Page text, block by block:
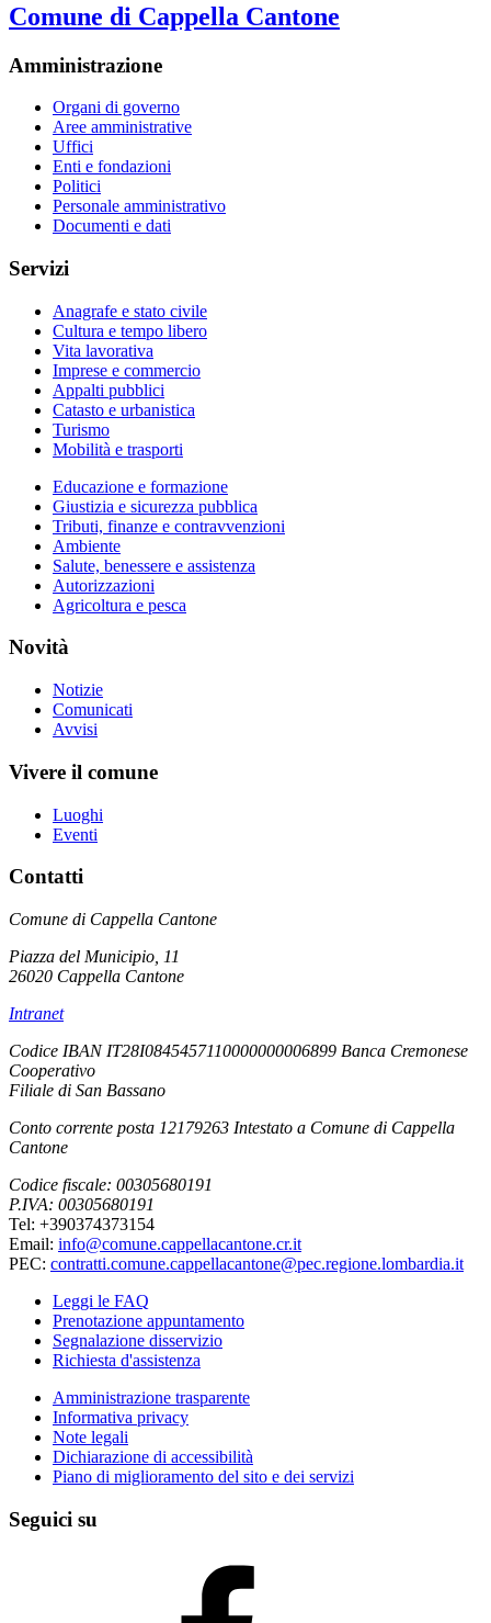
Comune di Cappella Cantone
Amministrazione
Organi di governo
Aree amministrative
Uffici
Enti e fondazioni
Politici
Personale amministrativo
Documenti e dati
Servizi
Anagrafe e stato civile
Cultura e tempo libero
Vita lavorativa
Imprese e commercio
Appalti pubblici
Catasto e urbanistica
Turismo
Mobilità e trasporti
Educazione e formazione
Giustizia e sicurezza pubblica
Tributi, finanze e contravvenzioni
Ambiente
Salute, benessere e assistenza
Autorizzazioni
Agricoltura e pesca
Novità
Notizie
Comunicati
Avvisi
Vivere il comune
Luoghi
Eventi
Contatti
Comune di Cappella Cantone
Piazza del Municipio, 11
26020 Cappella Cantone
Intranet
Codice IBAN IT28I0845457110000000006899 Banca Cremonese
Cooperativo
Filiale di San Bassano
Conto corrente posta 12179263 Intestato a Comune di Cappella
Cantone
Codice fiscale: 00305680191
P.IVA: 00305680191
Tel: +390374373154
Email: info@comune.cappellacantone.cr.it
PEC: contratti.comune.cappellacantone@pec.regione.lombardia.it
Leggi le FAQ
Prenotazione appuntamento
Segnalazione disservizio
Richiesta d'assistenza
Amministrazione trasparente
Informativa privacy
Note legali
Dichiarazione di accessibilità
Piano di miglioramento del sito e dei servizi
Seguici su